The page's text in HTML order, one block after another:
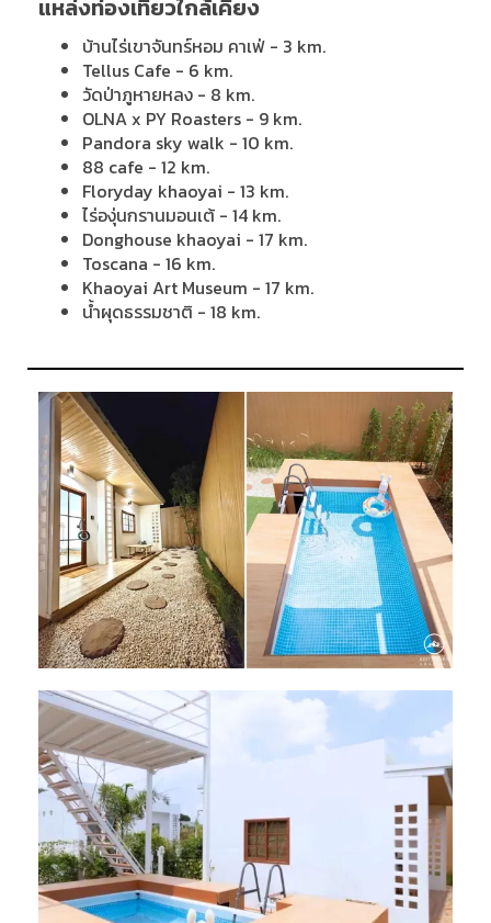
แหล่งท่องเที่ยวใกล้เคียง
บ้านไร่เขาจันทร์หอม คาเฟ่ - 3 km.
Tellus Cafe - 6 km.
วัดป่าภูหายหลง - 8 km.
OLNA x PY Roasters - 9 km.
Pandora sky walk - 10 km.
88 cafe - 12 km.
Floryday khaoyai - 13 km.
ไร่องุ่นกรานมอนเต้ - 14 km.
Donghouse khaoyai - 17 km.
Toscana - 16 km.
Khaoyai Art Museum - 17 km.
น้ำผุดธรรมชาติ - 18 km.